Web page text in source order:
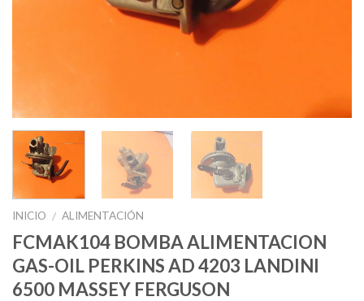
INICIO / ALIMENTACIÓN
FCMAK104 BOMBA ALIMENTACION
GAS-OIL PERKINS AD 4203 LANDINI
6500 MASSEY FERGUSON